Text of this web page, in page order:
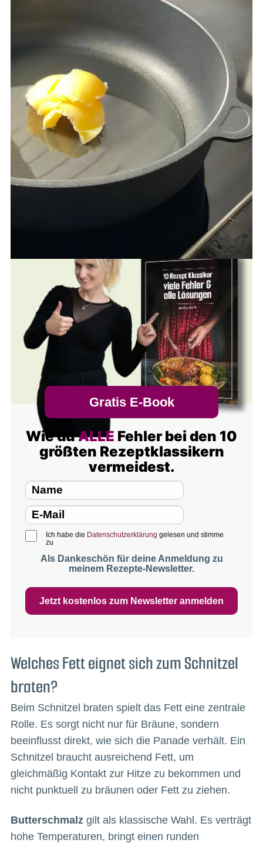
Gratis E-Book
Wie duALLE Fehler bei den 10
größten Rezeptklassikern
vermeidest.
Ich habe die Datenschutzerklärung gelesen und stimme
zu
Als Dankeschön für deine Anmeldung zu
meinem Rezepte-Newsletter.
Jetzt kostenlos zum Newsletter anmelden
Welches Fett eignet sich zum Schnitzel
braten?
Beim Schnitzel braten spielt das Fett eine zentrale
Rolle. Es sorgt nicht nur für Bräune, sondern
beeinflusst direkt, wie sich die Panade verhält. Ein
Schnitzel braucht ausreichend Fett, um
gleichmäßig Kontakt zur Hitze zu bekommen und
nicht punktuell zu bräunen oder Fett zu ziehen.
Butterschmalzgilt als klassische Wahl. Es verträgt
hohe Temperaturen, bringt einen runden